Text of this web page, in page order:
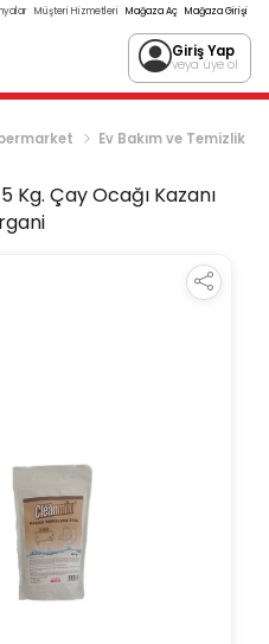
Müşteri Hizmetleri Mağaza Aç Mağaza Girişi
Giriş Yap
veya üye ol
Ev Bakım ve Temizlik
Kg. Çay Ocağı Kazanı